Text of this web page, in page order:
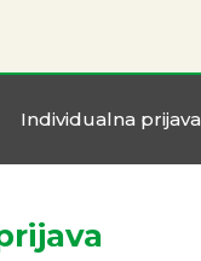
Individualna prijava